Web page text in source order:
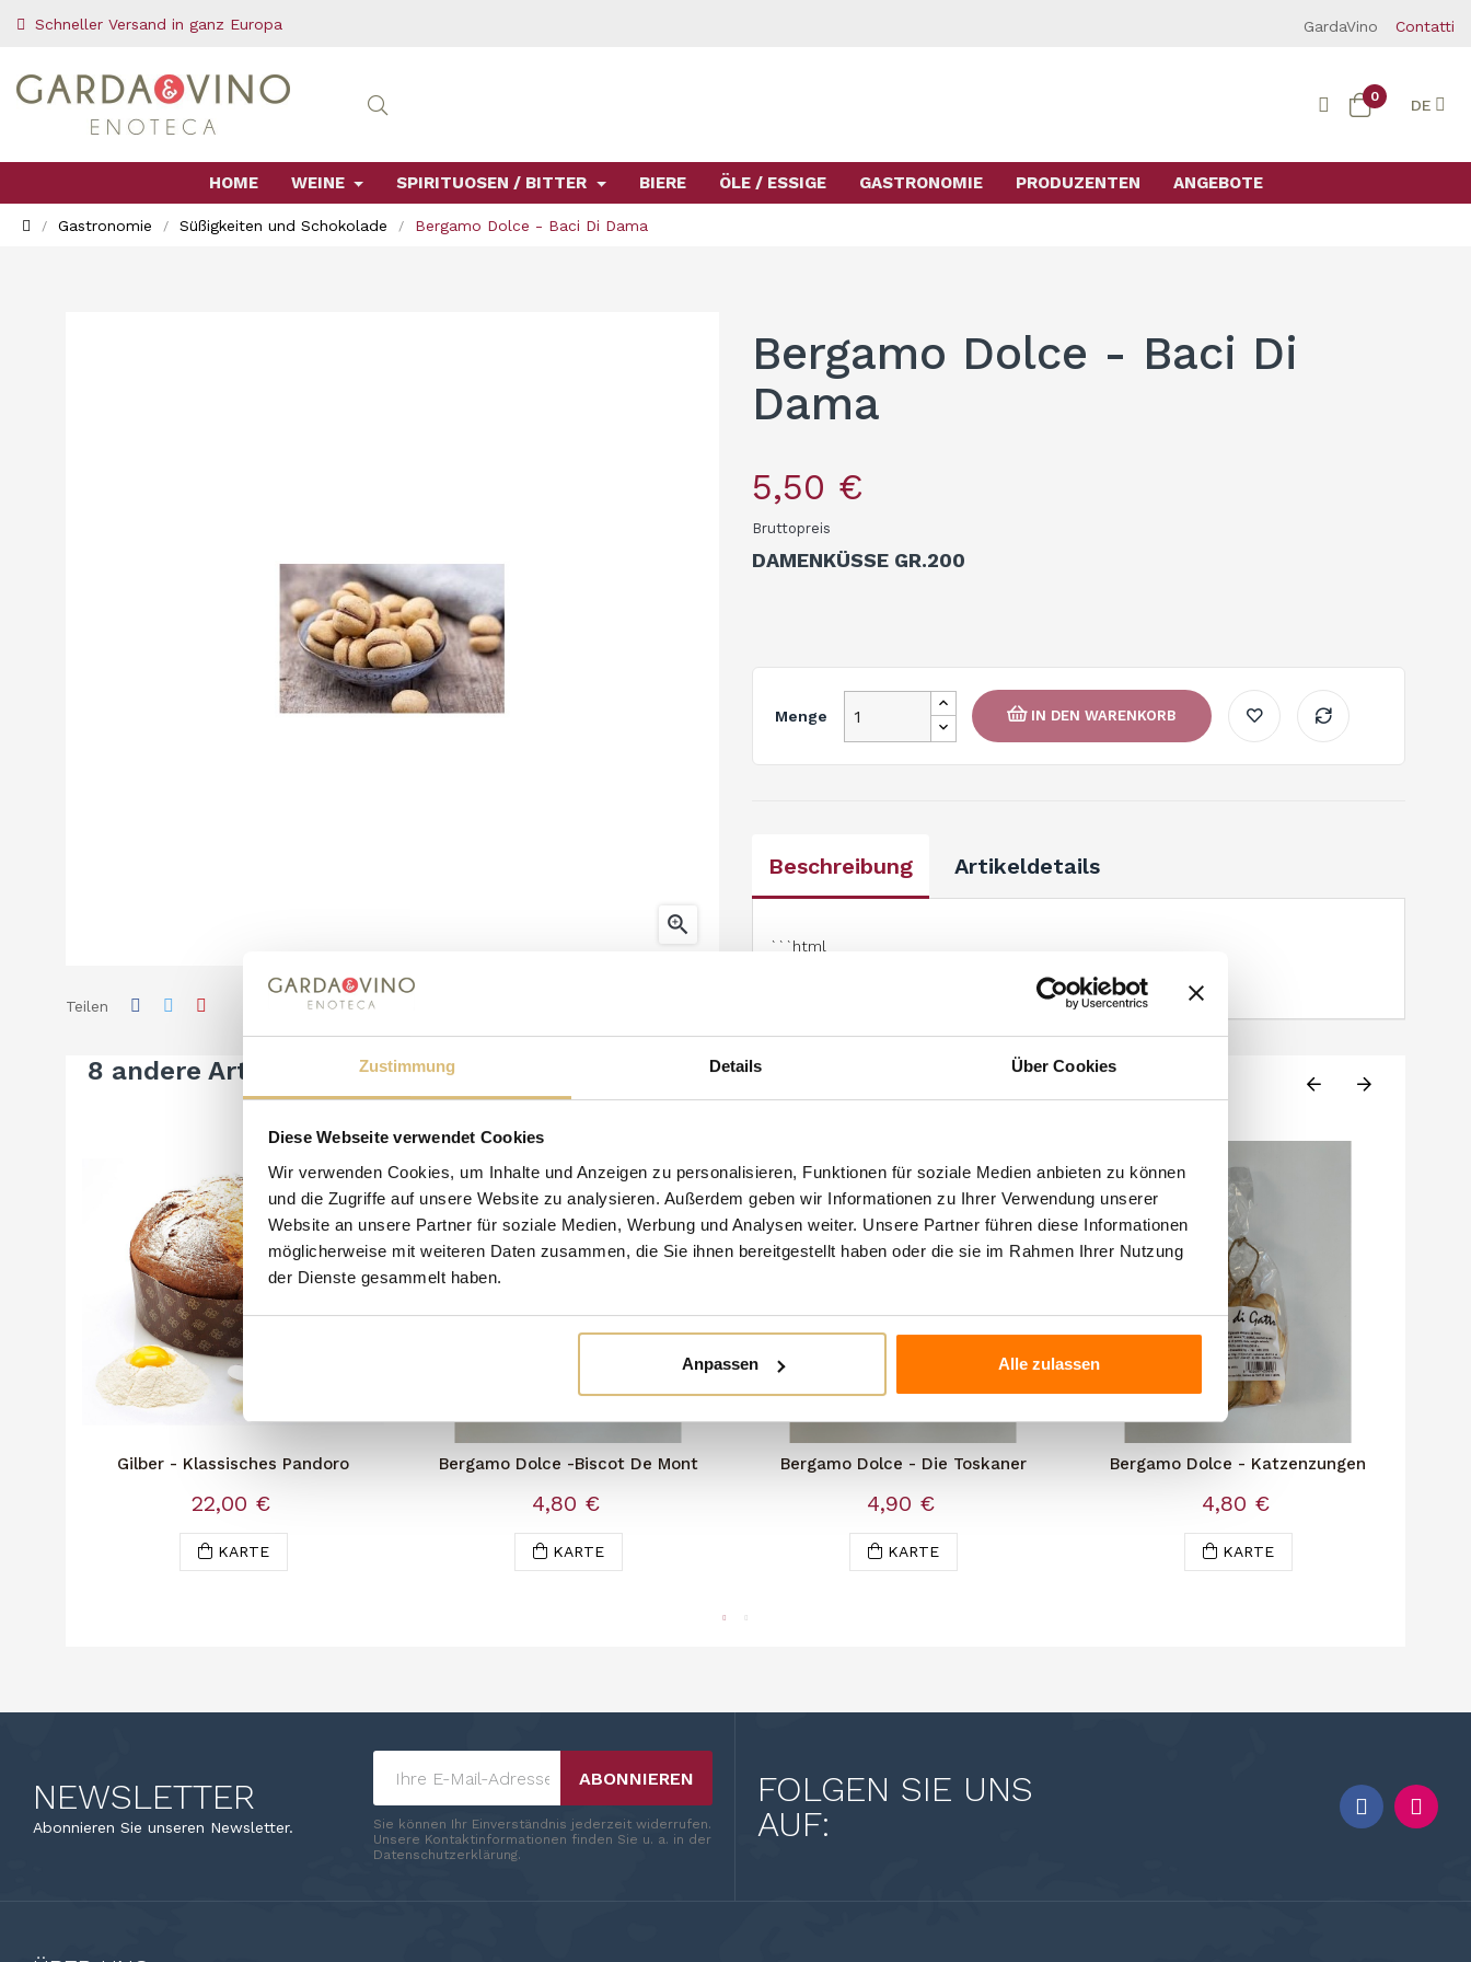
Zustimmung Details Über Cookies
Diese Webseite verwendet Cookies
Wir verwenden Cookies, um Inhalte und Anzeigen zu personalisieren, Funktionen für soziale Medien anbieten zu können
und die Zugriffe auf unsere Website zu analysieren. Außerdem geben wir Informationen zu Ihrer Verwendung unserer
Website an unsere Partner für soziale Medien, Werbung und Analysen weiter. Unsere Partner führen diese Informationen
möglicherweise mit weiteren Daten zusammen, die Sie ihnen bereitgestellt haben oder die sie im Rahmen Ihrer Nutzung
der Dienste gesammelt haben.
Anpassen Alle zulassen
Schneller Versand in ganz Europa GardaVino Contatti
0 DE
HOME WEINE SPIRITUOSEN / BITTER BIERE ÖLE / ESSIGE GASTRONOMIE PRODUZENTEN ANGEBOTE
Gastronomie Süßigkeiten und Schokolade Bergamo Dolce - Baci Di Dama

Teilen
Bergamo Dolce - Baci Di
Dama
5,50 €
Bruttopreis
DAMENKÜSSE GR.200
Menge IN DEN WARENKORB
Beschreibung Artikeldetails
```html
8 andere Artikel in der gleichen Kategorie:
Gilber - Klassisches Pandoro
22,00 €
KARTE
Bergamo Dolce -Biscot De Mont
4,80 €
KARTE
Bergamo Dolce - Die Toskaner
4,90 €
KARTE
Bergamo Dolce - Katzenzungen
4,80 €
KARTE
NEWSLETTER
Abonnieren Sie unseren Newsletter.
ABONNIEREN
Sie können Ihr Einverständnis jederzeit widerrufen.
Unsere Kontaktinformationen finden Sie u. a. in der
Datenschutzerklärung.
FOLGEN SIE UNS
AUF: